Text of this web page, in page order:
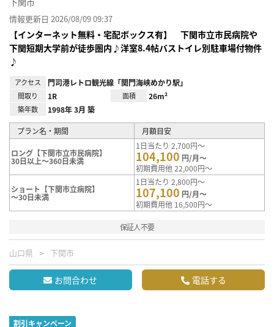
情報更新日 2026/08/09 09:37
【インターネット無料・宅配ボックス有】 下関市立市民病院や
下関短期大学前が徒歩圏内♪洋室8.4帖バストイレ別駐車場付物件
♪
アクセス 門司港レトロ観光線「関門海峡めかり駅」
間取り 1R 面積 26m²
築年数 1998年 3月 築
プラン名・期間 月額目安
ロング【下関市立市民病院】
30日以上～360日未満
1日当たり 2,700円～
104,100 円/月～
初期費用他 22,000円～
ショート【下関市立病院】
～30日未満
1日当たり 2,800円～
107,100 円/月～
初期費用他 16,500円～
保証人不要
山口県 下関市
お問合わせ 電話する
割引キャンペーン